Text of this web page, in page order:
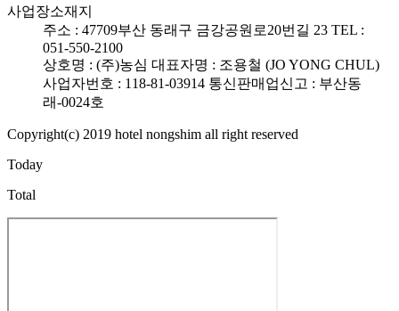
사업장소재지
주소 : 47709부산 동래구 금강공원로20번길 23 TEL :
051-550-2100
상호명 : (주)농심 대표자명 : 조용철 (JO YONG CHUL)
사업자번호 : 118-81-03914 통신판매업신고 : 부산동
래-0024호
Copyright(c) 2019 hotel nongshim all right reserved
Today
Total